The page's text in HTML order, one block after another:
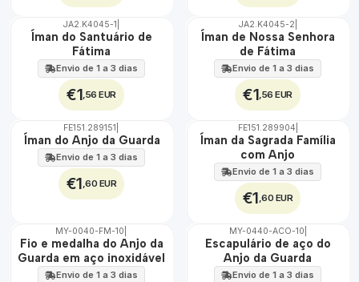
JA2.K4045-1
Íman do Santuário de
Fátima
Envio de 1 a 3 dias
€1 ,56 EUR
JA2.K4045-2
Íman de Nossa Senhora
de Fátima
Envio de 1 a 3 dias
€1 ,56 EUR
FE151.289151
Íman do Anjo da Guarda
Envio de 1 a 3 dias
€1 ,60 EUR
FE151.289904
Íman da Sagrada Família
com Anjo
Envio de 1 a 3 dias
€1 ,60 EUR
🇵🇹
100%
ÁGUA
MY-0040-FM-10
Fio e medalha do Anjo da
Guarda em aço inoxidável
Envio de 1 a 3 dias
🇵🇹
100%
ÁGUA
MY-0440-ACO-10
Escapulário de aço do
Anjo da Guarda
Envio de 1 a 3 dias